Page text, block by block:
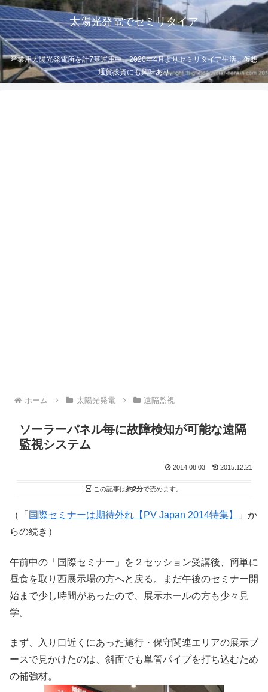
太陽光発電でセミリタイア
産業用太陽光発電所を計7基運用中。2020年4月よりセミリタイア生活。仮想
通貨投資にも興味あり
ホーム 太陽光発電 遠隔監視
ソーラーパネル毎に故障検知が可能な遠隔
監視システム
2014.08.03 2015.12.21
この記事は約2分で読めます。
（「 国際セミナーは期待外れ【PV Japan 2014特集】
」か
らの続き）
午前中の「国際セミナー」を２セッション受講後、簡単に
昼食を取り西展示場の方へと戻る。まだ午後のセミナー開
始まで少し時間があったので、展示ホールの方も少々見
学。
まず、入り口近くにあった施行・保守関連エリアの展示ブ
ースで見かけたのは、斜面でも単管パイプを打ち込むため
の補強材。